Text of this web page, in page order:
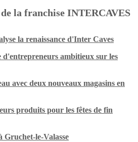
la franchise INTERCAVES
la renaissance d'Inter Caves
ambitieux sur les
avec deux nouveaux magasins en
produits pour les fêtes de fin
Gruchet-le-Valasse